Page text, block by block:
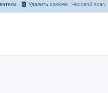
Часовой пояс:
Удалить cookies